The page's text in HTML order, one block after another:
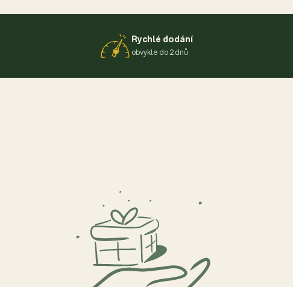
Rychlé dodání
obvykle do 2 dnů